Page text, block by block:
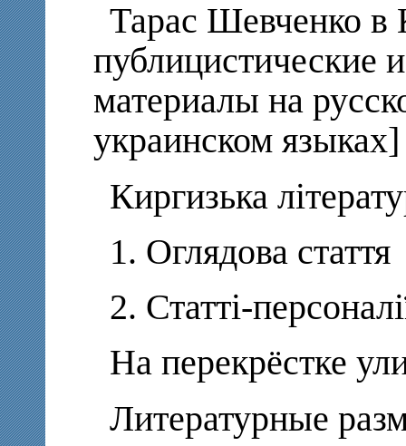
Тарас Шевченко в
публицистические
материалы на
украинском языках]
Киргизька
1. Оглядова стаття
2. Статті-
На перекрёстке
Литературные